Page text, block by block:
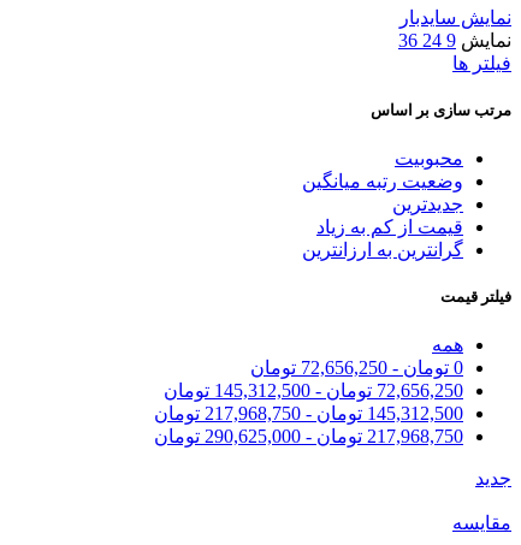
نمایش سایدبار
نمایش 9
24
36
فیلتر ها
مرتب سازی بر اساس
محبوبیت
وضعیت رتبه میانگین
جدیدترین
قیمت از کم به زیاد
گرانترین به ارزانترین
فیلتر قیمت
همه
0 تومان -
72,656,250 تومان
72,656,250 تومان -
145,312,500 تومان
145,312,500 تومان -
217,968,750 تومان
217,968,750 تومان -
290,625,000 تومان
جدید
مقایسه